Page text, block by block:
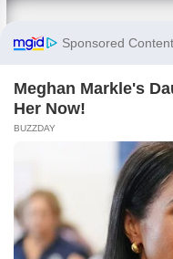
Следете нè на